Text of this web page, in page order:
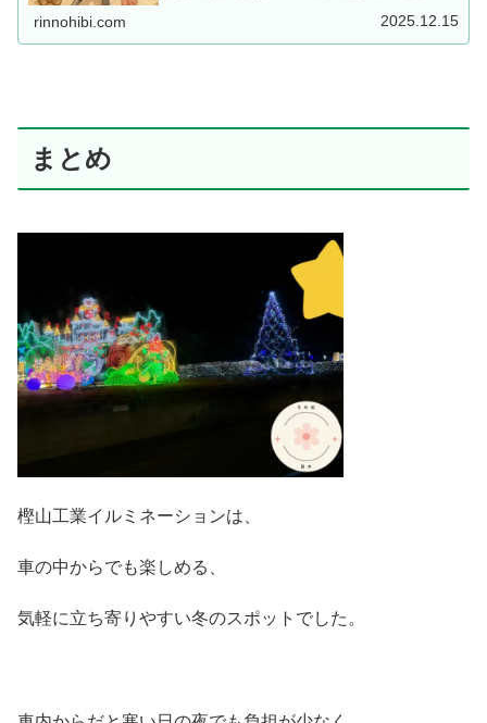
rinnohibi.com 2025.12.15
まとめ
樫山工業イルミネーションは、
車の中からでも楽しめる、
気軽に立ち寄りやすい冬のスポットでした。